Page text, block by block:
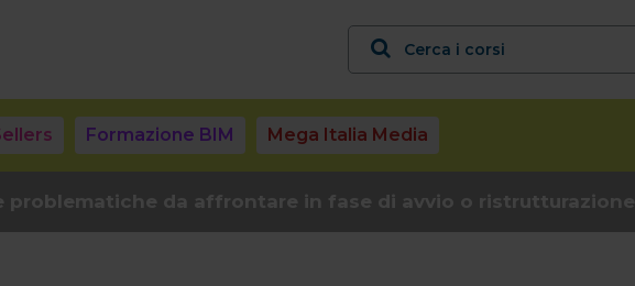
Cerca i corsi
Formazione BIM Mega Italia Media
problematiche da affrontare in fase di avvio o ristrutturazione